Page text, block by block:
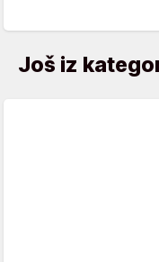
Još iz